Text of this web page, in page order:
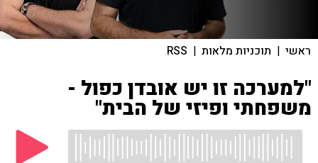
ראשי | תוכניות מלאות |
RSS
"למערכה זו יש אובדן כפול -
משפחתי ופיזי של הבית"